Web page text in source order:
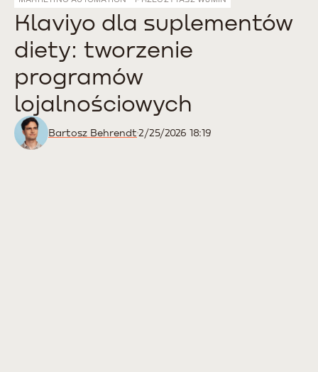
Klaviyo dla suplementów
diety: tworzenie
programów
lojalnościowych
Bartosz Behrendt2/25/2026 18:19